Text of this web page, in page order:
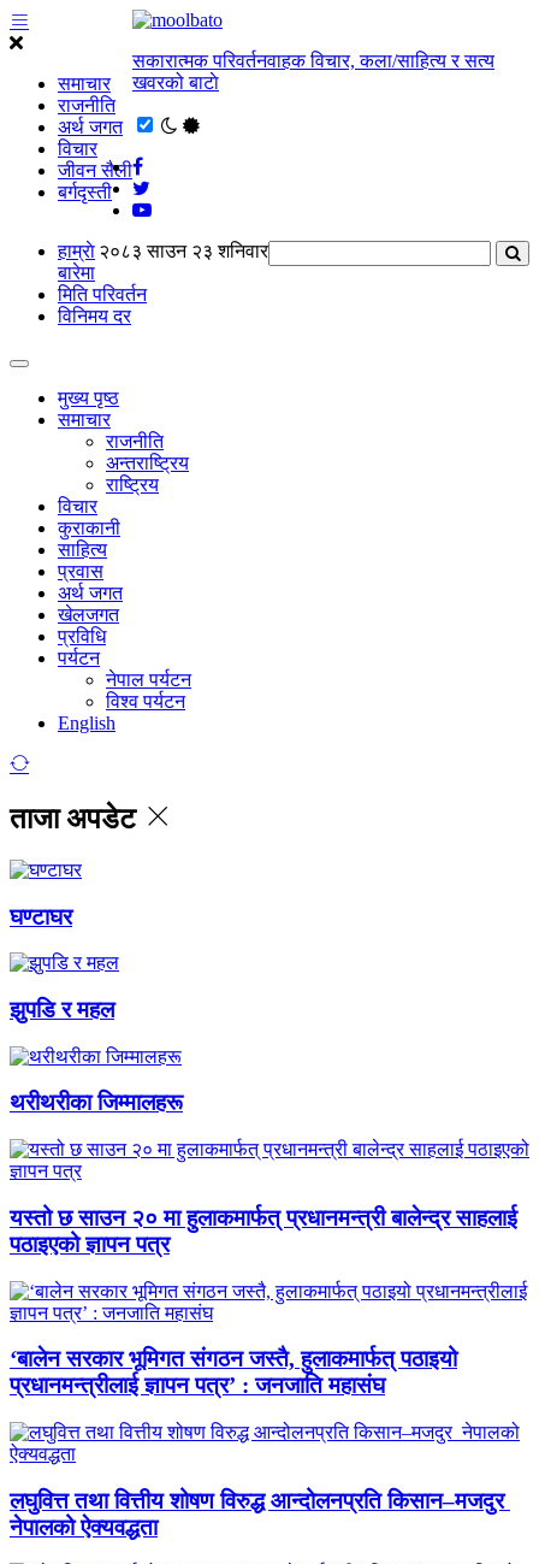
समाचार
राजनीति
अर्थ जगत
विचार
जीवन सैली
बर्गदृस्ती
सकारात्मक परिवर्तनवाहक विचार, कला/साहित्य र सत्य
खवरको बाटाे
२०८३ साउन २३ शनिवार
हाम्राे
बारेमा
मिति परिवर्तन
विनिमय दर
मुख्य पृष्ठ
समाचार
राजनीति
अन्तराष्ट्रिय
राष्ट्रिय
विचार
कुराकानी
साहित्य
प्रवास
अर्थ जगत
खेलजगत
प्रविधि
पर्यटन
नेपाल पर्यटन
विश्व पर्यटन
English
ताजा अपडेट
घण्टाघर
झुपडि र महल
थरीथरीका जिम्मालहरू
यस्तो छ साउन २० मा हुलाकमार्फत् प्रधानमन्त्री बालेन्द्र साहलाई
पठाइएको ज्ञापन पत्र
‘बालेन सरकार भूमिगत संगठन जस्तै, हुलाकमार्फत् पठाइयो
प्रधानमन्त्रीलाई ज्ञापन पत्र’ : जनजाति महासंघ
लघुवित्त तथा वित्तीय शोषण विरुद्ध आन्दोलनप्रति किसान–मजदुर
नेपालको ऐक्यवद्धता